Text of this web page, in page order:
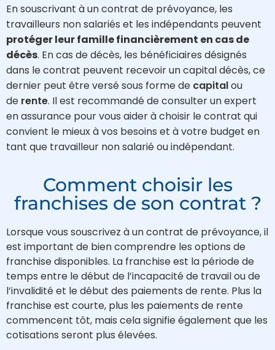
En souscrivant à un contrat de prévoyance, les
travailleurs non salariés et les indépendants peuvent
protéger leur famille financièrement en cas de
décès. En cas de décès, les bénéficiaires désignés
dans le contrat peuvent recevoir un capital décès, ce
dernier peut être versé sous forme de capitalou
de rente. Il est recommandé de consulter un expert
en assurance pour vous aider à choisir le contrat qui
convient le mieux à vos besoins et à votre budget en
tant que travailleur non salarié ou indépendant.
Comment choisir les
franchises de son contrat ?​
Lorsque vous souscrivez à un contrat de prévoyance, il
est important de bien comprendre les options de
franchise disponibles. La franchise est la période de
temps entre le début de l’incapacité de travail ou de
l’invalidité et le début des paiements de rente. Plus la
franchise est courte, plus les paiements de rente
commencent tôt, mais cela signifie également que les
cotisations seront plus élevées.